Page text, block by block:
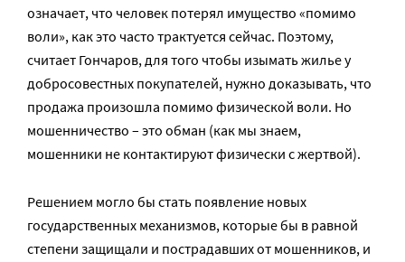
означает, что человек потерял имущество «помимо
воли», как это часто трактуется сейчас. Поэтому,
считает Гончаров, для того чтобы изымать жилье у
добросовестных покупателей, нужно доказывать, что
продажа произошла помимо физической воли. Но
мошенничество – это обман (как мы знаем,
мошенники не контактируют физически с жертвой).
Решением могло бы стать появление новых
государственных механизмов, которые бы в равной
степени защищали и пострадавших от мошенников, и